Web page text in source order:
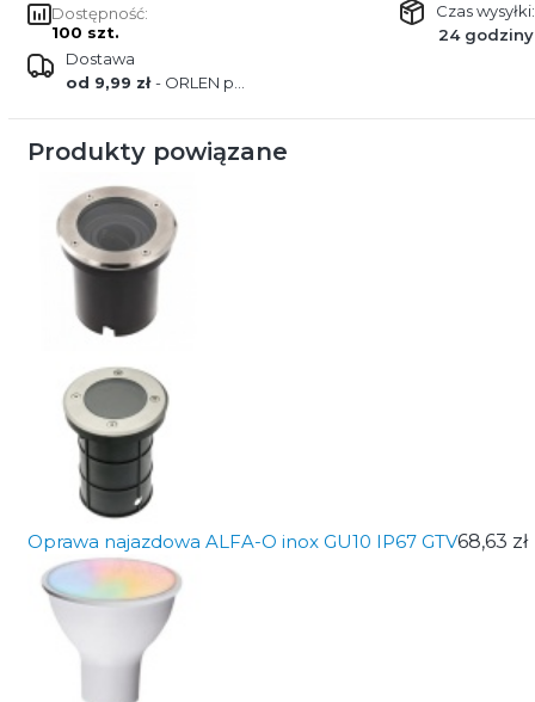
Dostępność:
100 szt.
Czas wysyłki:
24 godziny
Dostawa
od 9,99 zł- ORLEN paczka
Produkty powiązane
Oprawa najazdowa ALFA-O inox GU10 IP67 GTV68,63 zł